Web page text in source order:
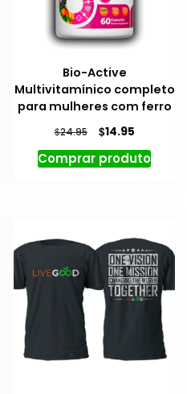
Bio-Active
Multivitamínico completo
para mulheres com ferro
$24.95
preço
original
$14.95O
preço
atual
Comprar produto